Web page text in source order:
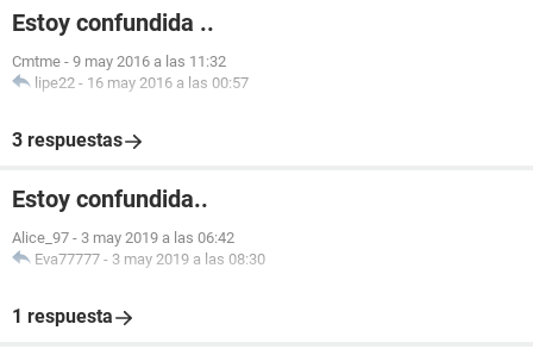
Estoy confundida ..
Cmtme - 9 may 2016 a las 11:32
lipe22 - 16 may 2016 a las 00:57
3 respuestas
Estoy confundida..
Alice_97 - 3 may 2019 a las 06:42
Eva77777 - 3 may 2019 a las 08:30
1 respuesta